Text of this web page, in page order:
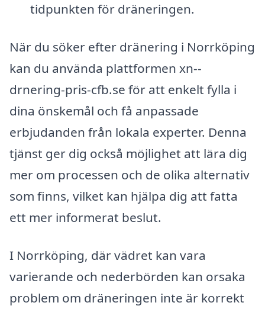
tidpunkten för dräneringen.
När du söker efter dränering i Norrköping
kan du använda plattformen xn--
drnering-pris-cfb.se för att enkelt fylla i
dina önskemål och få anpassade
erbjudanden från lokala experter. Denna
tjänst ger dig också möjlighet att lära dig
mer om processen och de olika alternativ
som finns, vilket kan hjälpa dig att fatta
ett mer informerat beslut.
I Norrköping, där vädret kan vara
varierande och nederbörden kan orsaka
problem om dräneringen inte är korrekt